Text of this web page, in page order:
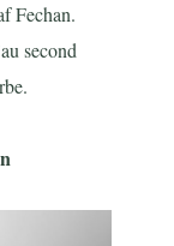
Fechan.
second